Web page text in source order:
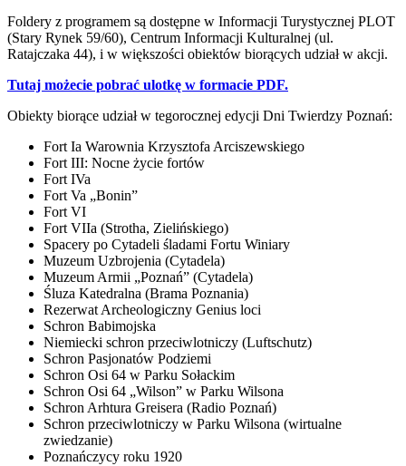
Foldery z programem są dostępne w Informacji Turystycznej PLOT
(Stary Rynek 59/60), Centrum Informacji Kulturalnej (ul.
Ratajczaka 44), i w większości obiektów biorących udział w akcji.
Tutaj możecie pobrać ulotkę w formacie PDF.
Obiekty biorące udział w tegorocznej edycji Dni Twierdzy Poznań:
Fort Ia Warownia Krzysztofa Arciszewskiego
Fort III: Nocne życie fortów
Fort IVa
Fort Va „Bonin”
Fort VI
Fort VIIa (Strotha, Zielińskiego)
Spacery po Cytadeli śladami Fortu Winiary
Muzeum Uzbrojenia (Cytadela)
Muzeum Armii „Poznań” (Cytadela)
Śluza Katedralna (Brama Poznania)
Rezerwat Archeologiczny Genius loci
Schron Babimojska
Niemiecki schron przeciwlotniczy (Luftschutz)
Schron Pasjonatów Podziemi
Schron Osi 64 w Parku Sołackim
Schron Osi 64 „Wilson” w Parku Wilsona
Schron Arhtura Greisera (Radio Poznań)
Schron przeciwlotniczy w Parku Wilsona (wirtualne
zwiedzanie)
Poznańczycy roku 1920